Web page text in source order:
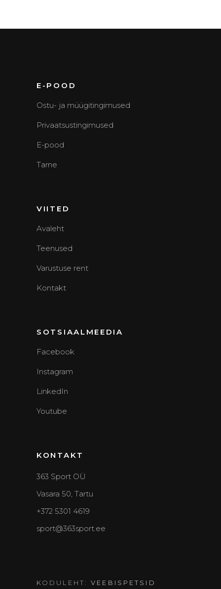
E-POOD
Ostu- ja müügitingimused
Privaatsustingimused
E-pood
Tarne
VIITED
Avaleht
Teenused
Varustuse rent
Kontakt
SOTSIAALMEEDIA
Facebook
Instagram
LinkedIn
Youtube
KONTAKT
363 Sport OÜ
Vasara 50, Tartu
+372 5301 4619
sport@363sport.ee
KODULEHT:VEEBISPETSID